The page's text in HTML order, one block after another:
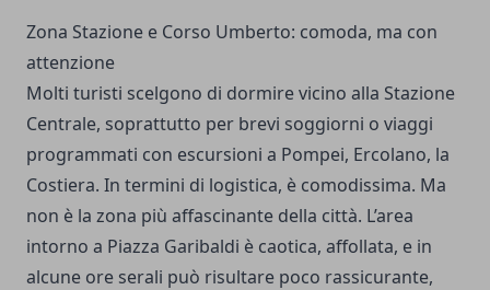
Zona Stazione e Corso Umberto: comoda, ma con
attenzione
Molti turisti scelgono di dormire vicino alla Stazione
Centrale, soprattutto per brevi soggiorni o viaggi
programmati con escursioni a Pompei, Ercolano, la
Costiera. In termini di logistica, è comodissima. Ma
non è la zona più affascinante della città. L’area
intorno a Piazza Garibaldi è caotica, affollata, e in
alcune ore serali può risultare poco rassicurante,